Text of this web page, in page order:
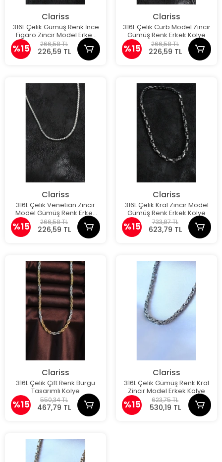
Clariss
316L Çelik Gümüş Renk İnce
Figaro Zincir Model Erkek
Kolye
%15 266,58 TL
226,59 TL
Clariss
316L Çelik Curb Model Zincir
Gümüş Renk Erkek Kolye
%15 266,58 TL
226,59 TL
Clariss
316L Çelik Venetian Zincir
Model Gümüş Renk Erkek
Kolye
%15 266,58 TL
226,59 TL
Clariss
316L Çelik Kral Zincir Model
Gümüş Renk Erkek Kolye
%15 733,87 TL
623,79 TL
Clariss
316L Çelik Çift Renk Burgu
Tasarımlı Kolye
%15 550,34 TL
467,79 TL
Clariss
316L Çelik Gümüş Renk Kral
Zincir Model Erkek Kolye
%15 623,75 TL
530,19 TL